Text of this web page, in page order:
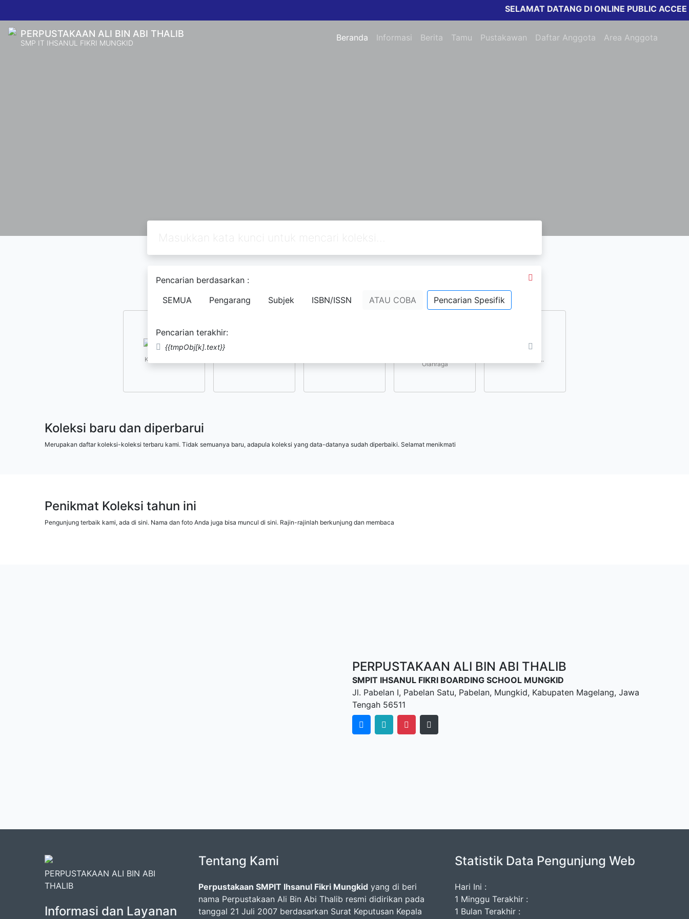
SELAMAT DATANG DI ONLINE PUBLIC
PERPUSTAKAAN ALI BIN ABI THALIB
SMP IT IHSANUL FIKRI MUNGKID Beranda Informasi Berita Tamu Pustakawan Daftar Anggota Area Anggota
Pencarian berdasarkan :
SEMUA
Pengarang Subjek ISBN/ISSN ATAU COBA Pencarian Spesifik
Pencarian terakhir:
{{tmpObj[k].text}}
Pilih subjek yang menarik bagi Anda
Kesusastraan
Olahraga
lihat lainnya..
Koleksi baru dan diperbarui
Merupakan daftar koleksi-koleksi terbaru kami. Tidak semuanya baru, adapula koleksi yang data-datanya sudah diperbaiki. Selamat menikmati
Penikmat Koleksi tahun ini
Pengunjung terbaik kami, ada di sini. Nama dan foto Anda juga bisa muncul di sini. Rajin-rajinlah berkunjung dan membaca
PERPUSTAKAAN ALI BIN ABI THALIB
SMPIT IHSANUL FIKRI BOARDING SCHOOL MUNGKID
Jl. Pabelan I, Pabelan Satu, Pabelan, Mungkid, Kabupaten Magelang, Jawa
Tengah 56511
PERPUSTAKAAN ALI BIN ABI
THALIB
Informasi dan Layanan
Tentang Kami
Perpustakaan SMPIT Ihsanul Fikri Mungkid yang di beri
nama Perpustakaan Ali Bin Abi Thalib resmi didirikan pada
tanggal 21 Juli 2007 berdasarkan Surat Keputusan Kepala
Statistik Data Pengunjung Web
Hari Ini :
1 Minggu Terakhir :
1 Bulan Terakhir :